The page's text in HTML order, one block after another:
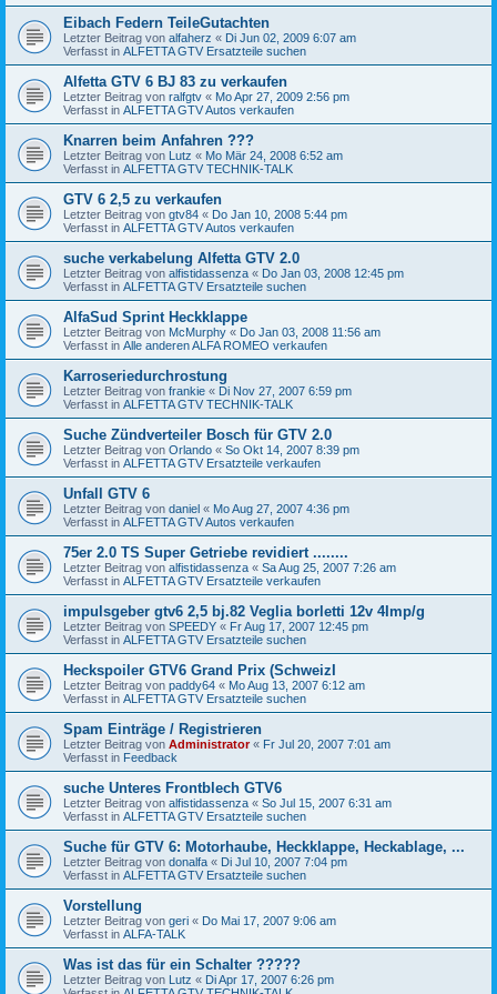
Eibach Federn TeileGutachten
Letzter Beitrag von alfaherz « Di Jun 02, 2009 6:07 am
Verfasst in ALFETTA GTV Ersatzteile suchen
Alfetta GTV 6 BJ 83 zu verkaufen
Letzter Beitrag von ralfgtv « Mo Apr 27, 2009 2:56 pm
Verfasst in ALFETTA GTV Autos verkaufen
Knarren beim Anfahren ???
Letzter Beitrag von Lutz « Mo Mär 24, 2008 6:52 am
Verfasst in ALFETTA GTV TECHNIK-TALK
GTV 6 2,5 zu verkaufen
Letzter Beitrag von gtv84 « Do Jan 10, 2008 5:44 pm
Verfasst in ALFETTA GTV Autos verkaufen
suche verkabelung Alfetta GTV 2.0
Letzter Beitrag von alfistidassenza « Do Jan 03, 2008 12:45 pm
Verfasst in ALFETTA GTV Ersatzteile suchen
AlfaSud Sprint Heckklappe
Letzter Beitrag von McMurphy « Do Jan 03, 2008 11:56 am
Verfasst in Alle anderen ALFA ROMEO verkaufen
Karroseriedurchrostung
Letzter Beitrag von frankie « Di Nov 27, 2007 6:59 pm
Verfasst in ALFETTA GTV TECHNIK-TALK
Suche Zündverteiler Bosch für GTV 2.0
Letzter Beitrag von Orlando « So Okt 14, 2007 8:39 pm
Verfasst in ALFETTA GTV Ersatzteile verkaufen
Unfall GTV 6
Letzter Beitrag von daniel « Mo Aug 27, 2007 4:36 pm
Verfasst in ALFETTA GTV Autos verkaufen
75er 2.0 TS Super Getriebe revidiert ........
Letzter Beitrag von alfistidassenza « Sa Aug 25, 2007 7:26 am
Verfasst in ALFETTA GTV Ersatzteile verkaufen
impulsgeber gtv6 2,5 bj.82 Veglia borletti 12v 4Imp/g
Letzter Beitrag von SPEEDY « Fr Aug 17, 2007 12:45 pm
Verfasst in ALFETTA GTV Ersatzteile suchen
Heckspoiler GTV6 Grand Prix (SchweizI
Letzter Beitrag von paddy64 « Mo Aug 13, 2007 6:12 am
Verfasst in ALFETTA GTV Ersatzteile suchen
Spam Einträge / Registrieren
Letzter Beitrag von Administrator« Fr Jul 20, 2007 7:01 am
Verfasst in Feedback
suche Unteres Frontblech GTV6
Letzter Beitrag von alfistidassenza « So Jul 15, 2007 6:31 am
Verfasst in ALFETTA GTV Ersatzteile suchen
Suche für GTV 6: Motorhaube, Heckklappe, Heckablage, ...
Letzter Beitrag von donalfa « Di Jul 10, 2007 7:04 pm
Verfasst in ALFETTA GTV Ersatzteile suchen
Vorstellung
Letzter Beitrag von geri « Do Mai 17, 2007 9:06 am
Verfasst in ALFA-TALK
Was ist das für ein Schalter ?????
Letzter Beitrag von Lutz « Di Apr 17, 2007 6:26 pm